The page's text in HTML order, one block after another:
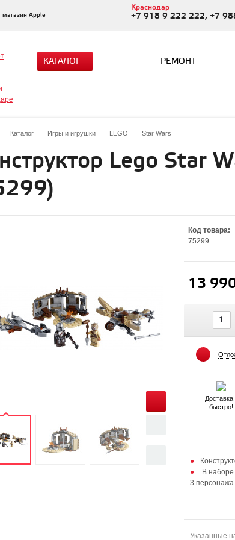
магазин Apple
Краснодар
+7 918 9 222 222, +7
КАТАЛОГ РЕМОНТ
Каталог Игры и игрушки LEGO Star Wars
Lego Star
Код товара:
75299
13
Доставка
быстро!
В наборе
3 персонажа
Указанные